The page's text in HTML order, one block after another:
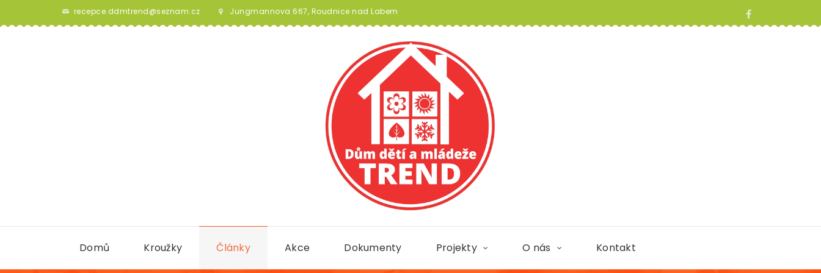
recepce.ddmtrend@seznam.cz Jungmannova 667, Roudnice nad Labem
Domů Kroužky Články Akce Dokumenty Projekty O nás Kontakt